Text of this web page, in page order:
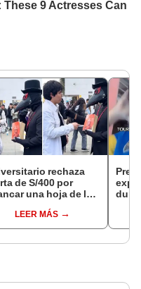
rechaza
de S/400 por
una hoja de la
LEER MÁS
todo